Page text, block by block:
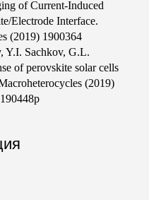
of Current-Induced
Electrode Interface.
(2019) 1900364
Y.I. Sachkov, G.L.
of perovskite solar cells
(2019)